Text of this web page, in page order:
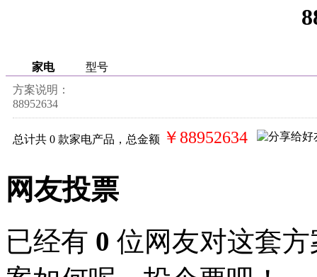
家电
型号
方案说明：
88952634
总计共 0 款家电产品，总金额 ￥88952634
网友投票
已经有 0 位网友对这套